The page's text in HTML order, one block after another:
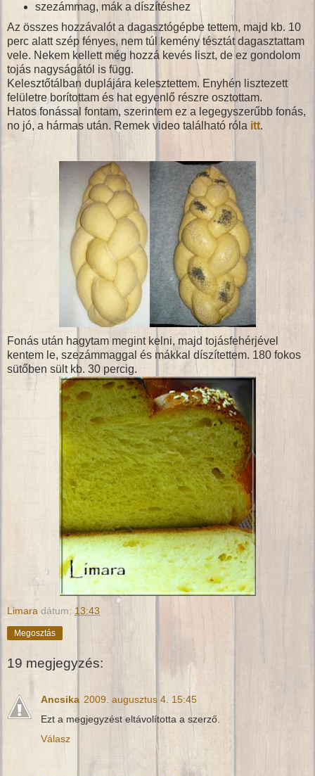
szezámmag, mák a díszítéshez
Az összes hozzávalót a dagasztógépbe tettem, majd kb. 10
perc alatt szép fényes, nem túl kemény tésztát dagasztattam
vele. Nekem kellett még hozzá kevés liszt, de ez gondolom
tojás nagyságától is függ.
Kelesztőtálban duplájára kelesztettem. Enyhén lisztezett
felületre borítottam és hat egyenlő részre osztottam.
Hatos fonással fontam, szerintem ez a legegyszerűbb fonás,
no jó, a hármas után. Remek video található róla itt.
Fonás után hagytam megint kelni, majd tojásfehérjével
kentem le, szezámmaggal és mákkal díszítettem. 180 fokos
sütőben sült kb. 30 percig.
Limara dátum: 13:43
Megosztás
19 megjegyzés:
Ancsika 2009. augusztus 4. 15:45
Ezt a megjegyzést eltávolította a szerző.
Válasz